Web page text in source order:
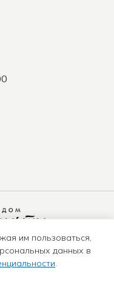
ПД
куки-файлов
им пользоваться,
данных в
.